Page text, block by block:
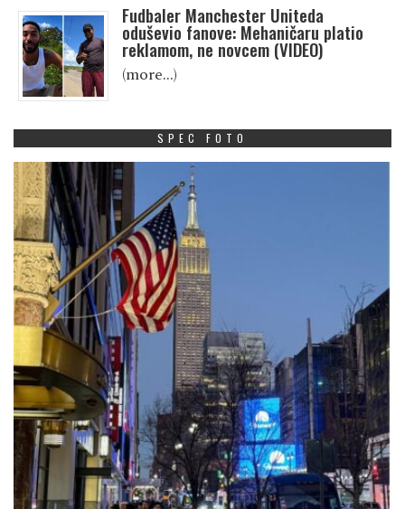
Fudbaler Manchester Uniteda
oduševio fanove: Mehaničaru platio
reklamom, ne novcem (VIDEO)
(more…)
SPEC FOTO